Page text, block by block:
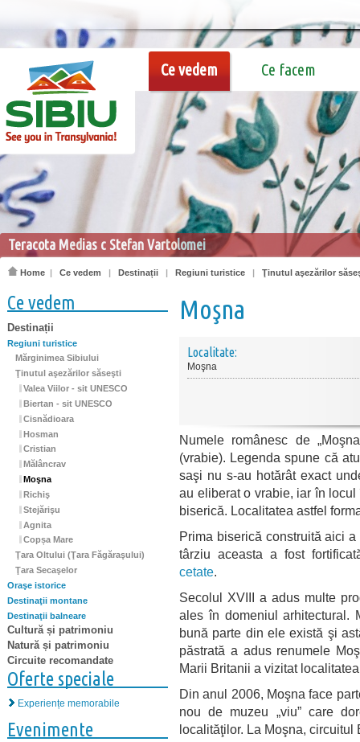
Ce vedem Ce facem
Teracota Medias c Stefan Vartolomei
Home | Ce vedem | Destinații | Regiuni turistice | Ţinutul aşezărilor
Ce vedem
Destinații
Regiuni turistice
Mărginimea Sibiului
Ţinutul aşezărilor săseşti
Valea Viilor - sit UNESCO
Biertan - sit UNESCO
Cisnădioara
Hosman
Cristian
Mălâncrav
Moşna
Richiş
Stejărişu
Agnita
Copșa Mare
Ţara Oltului (Ţara Făgăraşului)
Ţara Secaşelor
Oraşe istorice
Destinaţii montane
Destinaţii balneare
Cultură și patrimoniu
Natură și patrimoniu
Circuite recomandate
Oferte speciale
Experiențe memorabile
Evenimente
Moşna
Localitate:
Moşna
Numele românesc de
(vrabie). Legenda spune că
saşi nu s-au hotărât exact
au eliberat o vrabie, iar în
biserică. Localitatea astfel
Prima biserică construită aici
târziu aceasta a fost
cetate.
Secolul XVIII a adus multe
ales în domeniul arhitectural.
bună parte din ele există şi
păstrată a adus renumele
Marii Britanii a vizitat
Din anul 2006, Moşna face
nou de muzeu „viu” care
localităţilor. La Moşna, circuitul